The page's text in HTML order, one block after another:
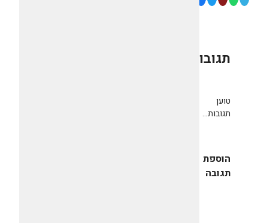
תגובות
טוען
תגובות...
הוספת
תגובה